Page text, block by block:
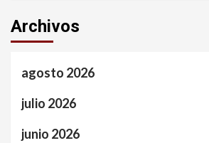
Archivos
agosto 2026
julio 2026
junio 2026